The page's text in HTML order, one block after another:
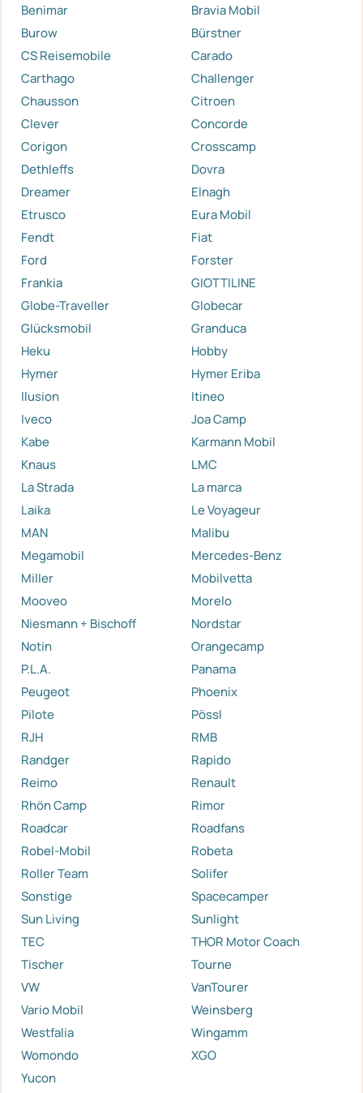
Benimar
Bravia Mobil
Burow
Bürstner
CS Reisemobile
Carado
Carthago
Challenger
Chausson
Citroen
Clever
Concorde
Corigon
Crosscamp
Dethleffs
Dovra
Dreamer
Elnagh
Etrusco
Eura Mobil
Fendt
Fiat
Ford
Forster
Frankia
GIOTTILINE
Globe-Traveller
Globecar
Glücksmobil
Granduca
Heku
Hobby
Hymer
Hymer Eriba
Ilusion
Itineo
Iveco
Joa Camp
Kabe
Karmann Mobil
Knaus
LMC
La Strada
La marca
Laika
Le Voyageur
MAN
Malibu
Megamobil
Mercedes-Benz
Miller
Mobilvetta
Mooveo
Morelo
Niesmann + Bischoff
Nordstar
Notin
Orangecamp
P.L.A.
Panama
Peugeot
Phoenix
Pilote
Pössl
RJH
RMB
Randger
Rapido
Reimo
Renault
Rhön Camp
Rimor
Roadcar
Roadfans
Robel-Mobil
Robeta
Roller Team
Solifer
Sonstige
Spacecamper
Sun Living
Sunlight
TEC
THOR Motor Coach
Tischer
Tourne
VW
VanTourer
Vario Mobil
Weinsberg
Westfalia
Wingamm
Womondo
XGO
Yucon